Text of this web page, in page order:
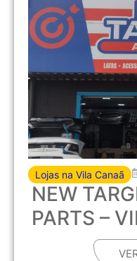
Lojas na Vila Canaã
NEW
PARTS –